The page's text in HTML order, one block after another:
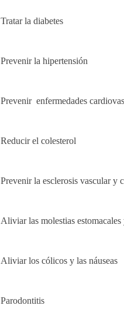
Tratar la diabetes
Prevenir la hipertensión
Prevenir enfermedades
Reducir el colesterol
Prevenir la esclerosis vascular y
Aliviar las molestias
Aliviar los cólicos y las náuseas
Parodontitis